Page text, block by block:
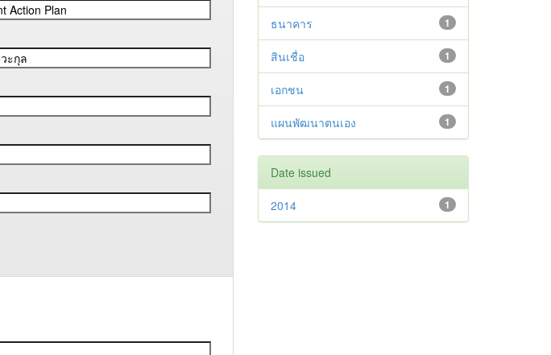
1
ธนาคาร
1
สินเชื่อ
1
เอกชน
1
แผนพัฒนาตนเอง
Date issued
1
2014